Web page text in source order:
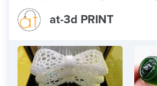
at-3d PRINT